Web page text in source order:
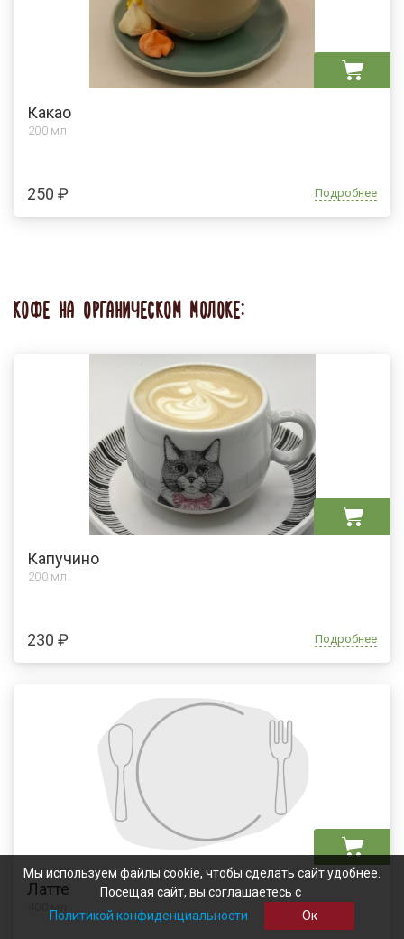
Какао
200 мл.
250 ₽ Подробнее
КОФЕ НА ОРГАНИЧЕСКОМ МОЛОКЕ:
Капучино
200 мл.
230 ₽ Подробнее
Латте
400 мл.
Мы используем файлы cookie, чтобы сделать сайт удобнее.
Посещая сайт, вы соглашаетесь с
Политикой конфиденциальности
Ок